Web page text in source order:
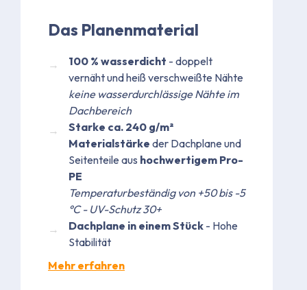
Das Planenmaterial
100 % wasserdicht - doppelt
vernäht und heiß verschweißte Nähte
keine wasserdurchlässige Nähte im
Dachbereich
Starke ca. 240 g/m²
Materialstärke der Dachplane und
Seitenteile aus hochwertigem Pro-
PE
Temperaturbeständig von +50 bis -5
°C - UV-Schutz 30+
Dachplane in einem Stück - Hohe
Stabilität
Mehr erfahren